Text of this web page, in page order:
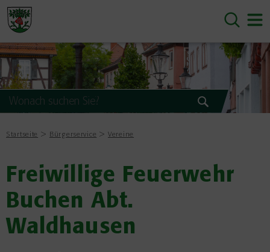
Startseite Bürgerservice Vereine
Freiwillige Feuerwehr
Buchen Abt.
Waldhausen